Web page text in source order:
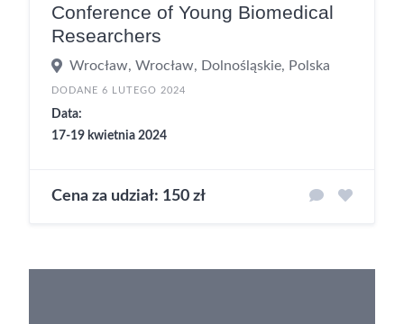
Conference of Young Biomedical
Researchers
Wrocław, Wrocław, Dolnośląskie, Polska
DODANE 6 LUTEGO 2024
Data:
17-19 kwietnia 2024
Cena za udział: 150 zł